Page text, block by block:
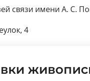
связи имени А. С.
4